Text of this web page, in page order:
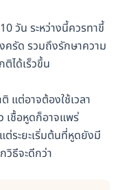
วัน ระหว่างนี้ควรทาขี้
ครัด รวมถึงรักษาความ
ได้เร็วขึ้น
แต่อาจต้องใช้เวลา
เชื้อหูดก็อาจแพร่
ระยะเริ่มต้นที่หูดยังมี
วิธีจะดีกว่า